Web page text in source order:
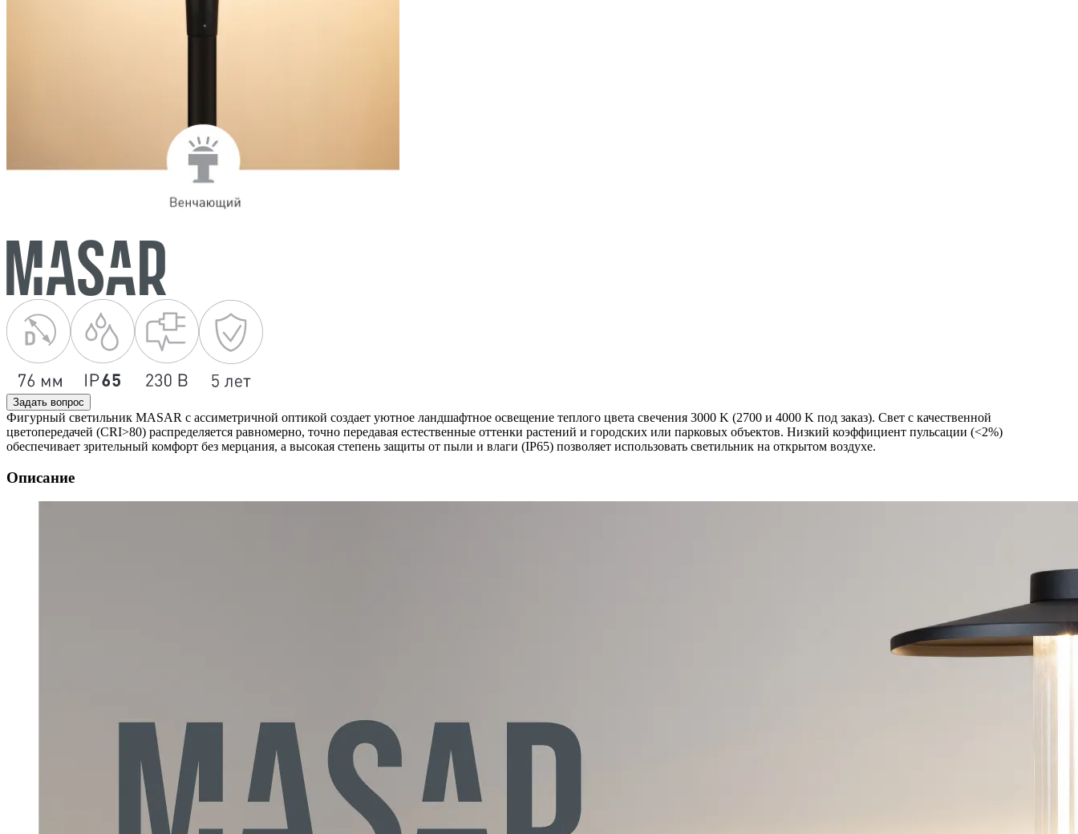
Задать вопрос
Фигурный светильник MASAR с ассиметричной оптикой создает уютное ландшафтное освещение теплого цвета свечения 3000 K (2700 и 4000 K под заказ). Свет с качественной
цветопередачей (CRI>80) распределяется равномерно, точно передавая естественные оттенки растений и городских или парковых объектов. Низкий коэффициент пульсации (<2%)
обеспечивает зрительный комфорт без мерцания, а высокая степень защиты от пыли и влаги (IP65) позволяет использовать светильник на открытом воздухе.
Описание